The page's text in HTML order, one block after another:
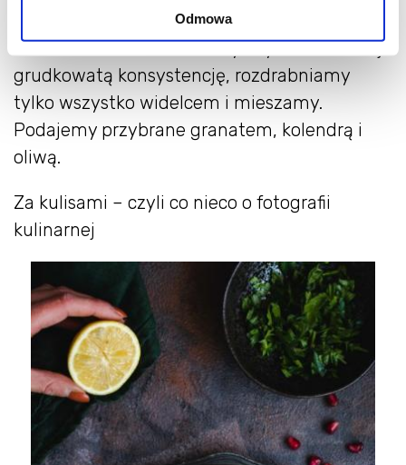
Odmowa
miąższ i blendujemy z pozostałymi
składnikami. Jeżeli chcemy uzyskać bardziej
grudkowatą konsystencję, rozdrabniamy
tylko wszystko widelcem i mieszamy.
Podajemy przybrane granatem, kolendrą i
oliwą.
Za kulisami – czyli co nieco o fotografii
kulinarnej